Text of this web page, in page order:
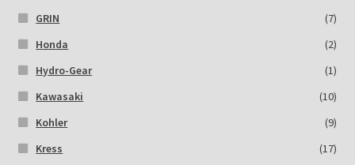
GRIN
(7)
Honda
(2)
Hydro-Gear
(1)
Kawasaki
(10)
Kohler
(9)
Kress
(17)